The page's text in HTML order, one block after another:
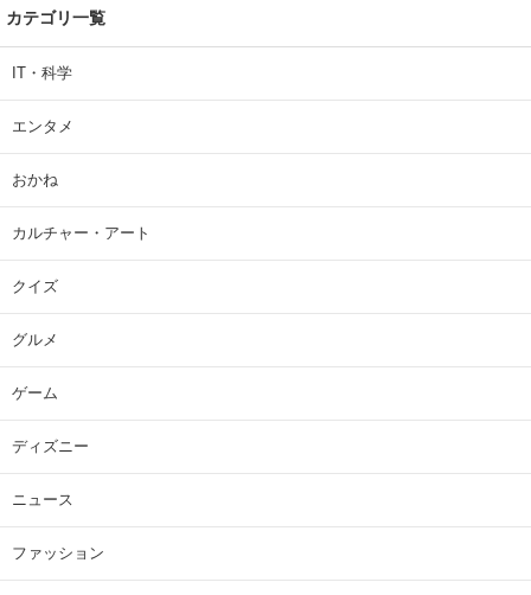
カテゴリ一覧
IT・科学
エンタメ
おかね
カルチャー・アート
クイズ
グルメ
ゲーム
ディズニー
ニュース
ファッション